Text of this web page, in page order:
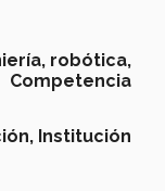
robótica,
Competencia
Institución